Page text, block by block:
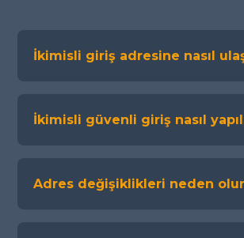
İkimisli giriş adresine nasıl
İkimisli güvenli giriş nasıl
Adres değişiklikleri neden